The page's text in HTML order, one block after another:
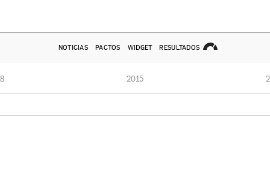
NOTICIAS PACTOS WIDGET RESULTADOS
2015